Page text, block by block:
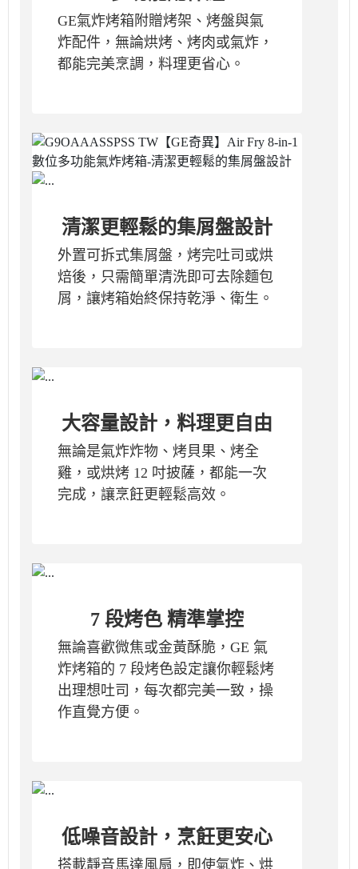
GE氣炸烤箱附贈烤架、烤盤與氣
炸配件，無論烘烤、烤肉或氣炸，
都能完美烹調，料理更省心。
清潔更輕鬆的集屑盤設計
外置可拆式集屑盤，烤完吐司或烘
焙後，只需簡單清洗即可去除麵包
屑，讓烤箱始終保持乾淨、衛生。
大容量設計，料理更自由
無論是氣炸炸物、烤貝果、烤全
雞，或烘烤 12 吋披薩，都能一次
完成，讓烹飪更輕鬆高效。
7 段烤色 精準掌控
無論喜歡微焦或金黃酥脆，GE 氣
炸烤箱的 7 段烤色設定讓你輕鬆烤
出理想吐司，每次都完美一致，操
作直覺方便。
低噪音設計，烹飪更安心
搭載靜音馬達風扇，即使氣炸、烘